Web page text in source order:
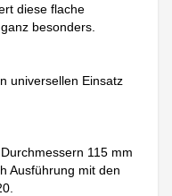
diese flache
besonders.
universellen Einsatz
115 mm
Ausführung mit den